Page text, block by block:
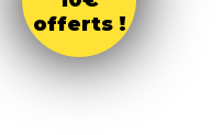
offerts !